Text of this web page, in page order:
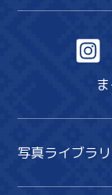
写真ライブラ